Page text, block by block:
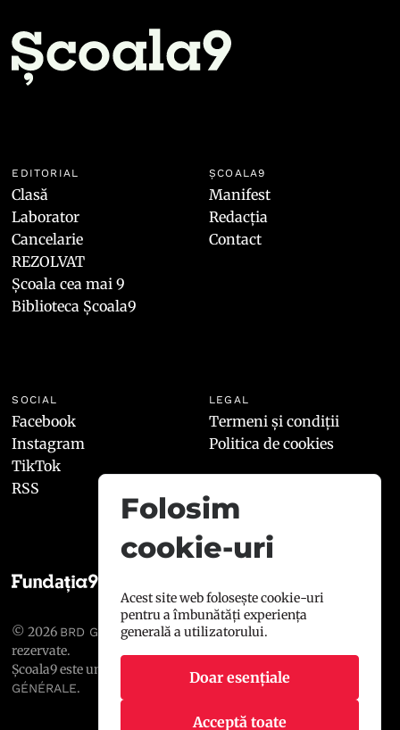
EDITORIAL
Clasă
Laborator
Cancelarie
REZOLVAT
Școala cea mai 9
Biblioteca Școala9
ȘCOALA9
Manifest
Redacția
Contact
SOCIAL
Facebook
Instagram
TikTok
RSS
LEGAL
Termeni și condiții
Politica de cookies
© 2026 BRD GROUPE SOCIÉTÉ GÉNÉRALE
rezervate.
Școala9 este un proiect susținut de
BRD GROUPE SOCIÉTÉ
GÉNÉRALE.
Folosim
cookie-uri
Acest site web folosește cookie-uri
pentru a îmbunătăți experiența
generală a utilizatorului.
Doar esențiale
Acceptă toate